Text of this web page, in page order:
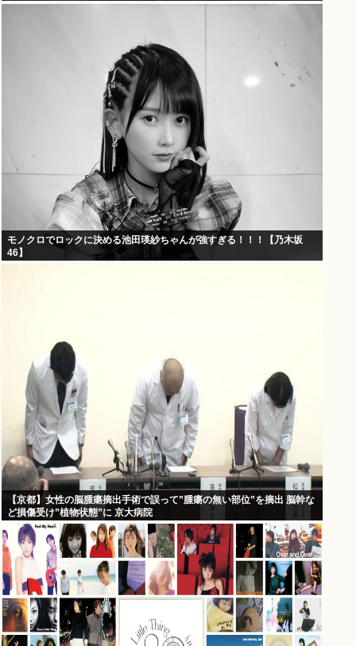
モノクロでロックに決める池田瑛紗ちゃんが強すぎる！！！【乃木坂
46】
【京都】女性の脳腫瘍摘出手術で誤って”腫瘍の無い部位”を摘出 脳幹な
ど損傷受け”植物状態”に 京大病院